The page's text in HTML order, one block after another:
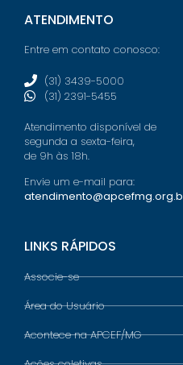
ATENDIMENTO
Entre em contato conosco:
(31) 3439-5000
(31) 2391-5455
Atendimento disponível de
segunda a sexta-feira,
de 9h às 18h.
Envie um e-mail para:
atendimento@apcefmg.org.b
LINKS RÁPIDOS
Associe-se
Área do Usuário
Acontece na APCEF/MG